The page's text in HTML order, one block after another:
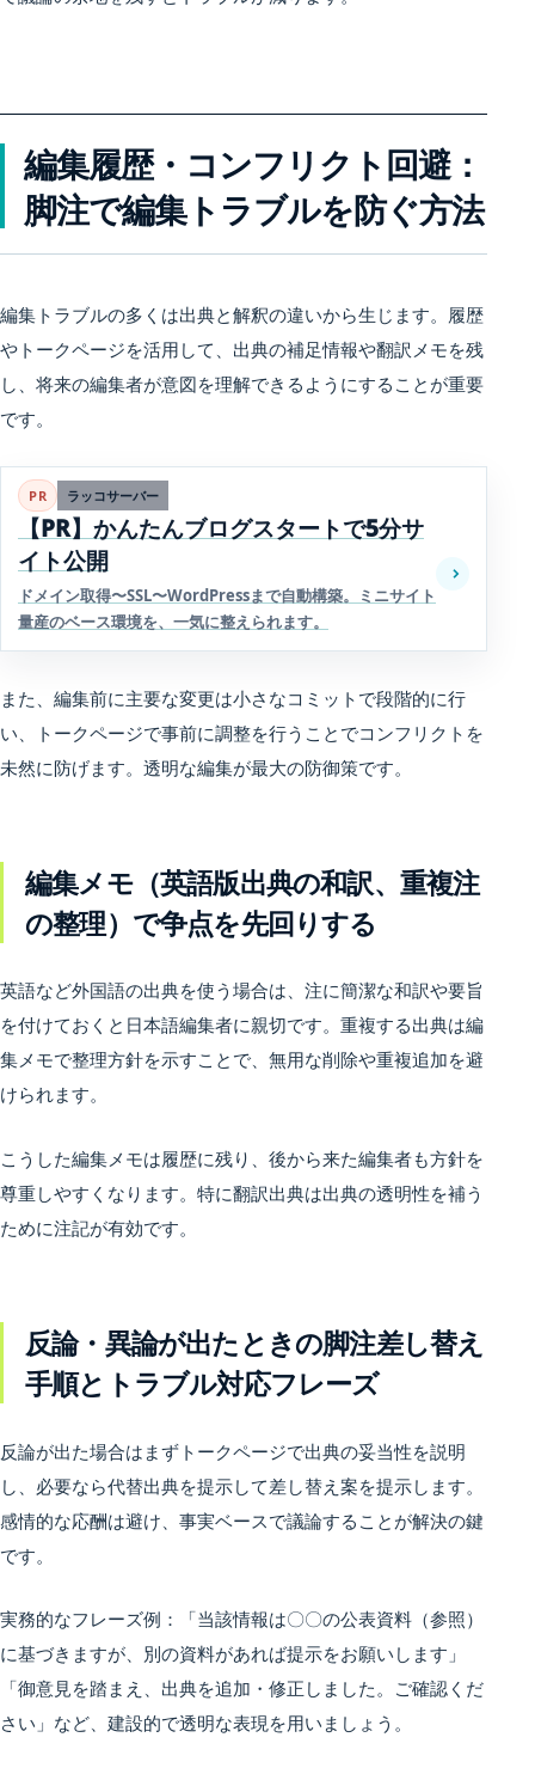
編集履歴・コンフリクト回避：
脚注で編集トラブルを防ぐ方法
編集トラブルの多くは出典と解釈の違いから生じます。履歴
やトークページを活用して、出典の補足情報や翻訳メモを残
し、将来の編集者が意図を理解できるようにすることが重要
です。
PR ラッコサーバー
【PR】かんたんブログスタートで5分サ
イト公開
ドメイン取得〜SSL〜WordPressまで自動構築。ミニサイト
量産のベース環境を、一気に整えられます。
また、編集前に主要な変更は小さなコミットで段階的に行
い、トークページで事前に調整を行うことでコンフリクトを
未然に防げます。透明な編集が最大の防御策です。
編集メモ（英語版出典の和訳、重複注
の整理）で争点を先回りする
英語など外国語の出典を使う場合は、注に簡潔な和訳や要旨
を付けておくと日本語編集者に親切です。重複する出典は編
集メモで整理方針を示すことで、無用な削除や重複追加を避
けられます。
こうした編集メモは履歴に残り、後から来た編集者も方針を
尊重しやすくなります。特に翻訳出典は出典の透明性を補う
ために注記が有効です。
反論・異論が出たときの脚注差し替え
手順とトラブル対応フレーズ
反論が出た場合はまずトークページで出典の妥当性を説明
し、必要なら代替出典を提示して差し替え案を提示します。
感情的な応酬は避け、事実ベースで議論することが解決の鍵
です。
実務的なフレーズ例：「当該情報は〇〇の公表資料（参照）
に基づきますが、別の資料があれば提示をお願いします」
「御意見を踏まえ、出典を追加・修正しました。ご確認くだ
さい」など、建設的で透明な表現を用いましょう。